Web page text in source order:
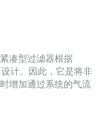
凑型过滤器根据
设计。因此，它是将非
增加通过系统的气流